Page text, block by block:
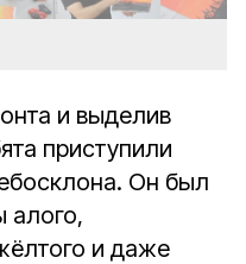
и выделив
приступили
Он был
алого,
и даже